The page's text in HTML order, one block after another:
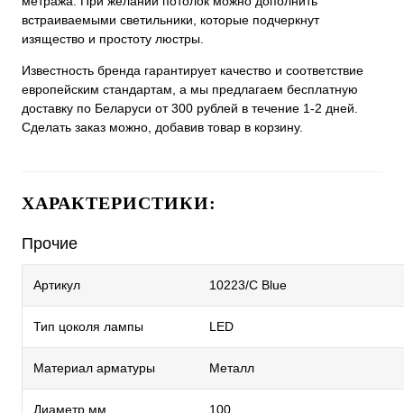
встраиваемыми светильники, которые подчеркнут
изящество и простоту люстры.
Известность бренда гарантирует качество и соответствие
европейским стандартам, а мы предлагаем бесплатную
доставку по Беларуси от 300 рублей в течение 1-2 дней.
Сделать заказ можно, добавив товар в корзину.
ХАРАКТЕРИСТИКИ:
Прочие
Артикул 10223/C Blue
Тип цоколя лампы LED
Материал арматуры Металл
Диаметр,мм 100